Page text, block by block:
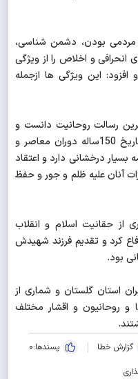
مردمی بودن، دشمن شناسی،
انحرافی و اخلاص را از ویژگی
این ویژگی ها ازجمله
رسالت روحانیت دانست و
اضافه کرد: روحانیت در تاریخ اسلام، تاریخ 150ساله دوران معاصر و
بسیار درخشانی دارد و اعتقاد
آنان علیه ظلم و جور و حفظ
از حقانیت اسلام و انقلاب
کرد و تقدیم فرزند شهیدش
بود.
استان گلستان و شماری از
و روحانیون و اقشار مختلف
گزارش خطا پسندها:0